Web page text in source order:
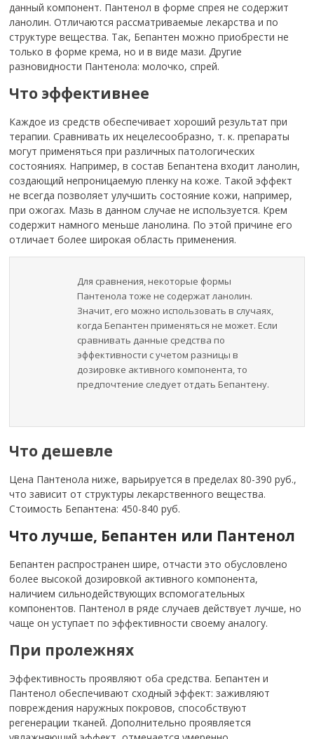
данный компонент. Пантенол в форме спрея не содержит
ланолин. Отличаются рассматриваемые лекарства и по
структуре вещества. Так, Бепантен можно приобрести не
только в форме крема, но и в виде мази. Другие
разновидности Пантенола: молочко, спрей.
Что эффективнее
Каждое из средств обеспечивает хороший результат при
терапии. Сравнивать их нецелесообразно, т. к. препараты
могут применяться при различных патологических
состояниях. Например, в состав Бепантена входит ланолин,
создающий непроницаемую пленку на коже. Такой эффект
не всегда позволяет улучшить состояние кожи, например,
при ожогах. Мазь в данном случае не используется. Крем
содержит намного меньше ланолина. По этой причине его
отличает более широкая область применения.
Для сравнения, некоторые формы
Пантенола тоже не содержат ланолин.
Значит, его можно использовать в случаях,
когда Бепантен применяться не может. Если
сравнивать данные средства по
эффективности с учетом разницы в
дозировке активного компонента, то
предпочтение следует отдать Бепантену.
Что дешевле
Цена Пантенола ниже, варьируется в пределах 80-390 руб.,
что зависит от структуры лекарственного вещества.
Стоимость Бепантена: 450-840 руб.
Что лучше, Бепантен или Пантенол
Бепантен распространен шире, отчасти это обусловлено
более высокой дозировкой активного компонента,
наличием сильнодействующих вспомогательных
компонентов. Пантенол в ряде случаев действует лучше, но
чаще он уступает по эффективности своему аналогу.
При пролежнях
Эффективность проявляют оба средства. Бепантен и
Пантенол обеспечивают сходный эффект: заживляют
повреждения наружных покровов, способствуют
регенерации тканей. Дополнительно проявляется